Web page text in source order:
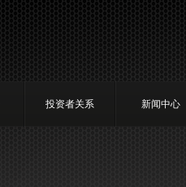
投资者关系 新闻中心